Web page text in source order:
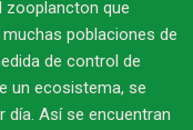
zooplancton que
poblaciones de
de control de
un ecosistema, se
Así se encuentran